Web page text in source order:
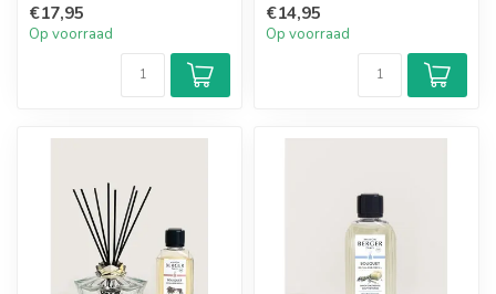
€17,95
Op voorraad
€14,95
Op voorraad